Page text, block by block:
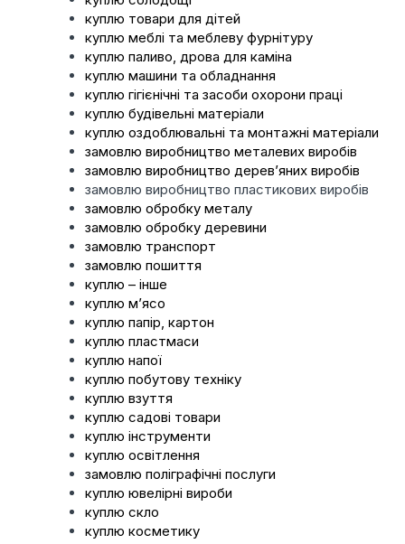
куплю товари для дітей
куплю меблі та меблеву фурнітуру
куплю паливо, дрова для каміна
куплю машини та обладнання
куплю гігієнічні та засоби охорони праці
куплю будівельні матеріали
куплю оздоблювальні та монтажні матеріали
замовлю виробництво металевих виробів
замовлю виробництво деревʼяних виробів
замовлю виробництво пластикових виробів
замовлю обробку металу
замовлю обробку деревини
замовлю транспорт
замовлю пошиття
куплю – інше
куплю мʼясо
куплю папір, картон
куплю пластмаси
куплю напої
куплю побутову техніку
куплю взуття
куплю садові товари
куплю інструменти
куплю освітлення
замовлю поліграфічні послуги
куплю ювелірні вироби
куплю скло
куплю косметику